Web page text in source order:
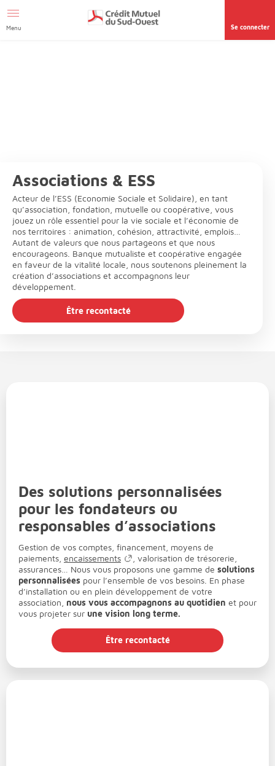
Menu Se connecter
Associations & ESS
Acteur de l’ESS (Economie Sociale et Solidaire), en tant
qu’association, fondation, mutuelle ou coopérative, vous
jouez un rôle essentiel pour la vie sociale et l’économie de
nos territoires : animation, cohésion, attractivité, emplois…
Autant de valeurs que nous partageons et que nous
encourageons. Banque mutualiste et coopérative engagée
en faveur de la vitalité locale, nous soutenons pleinement la
création d’associations et accompagnons leur
développement.
Être recontacté
Des solutions personnalisées
pour les fondateurs ou
responsables d’associations
Gestion de vos comptes, financement, moyens de
paiements, encaissements
, valorisation de trésorerie,
assurances… Nous vous proposons une gamme de solutions
personnalisées pour l’ensemble de vos besoins. En phase
d’installation ou en plein développement de votre
association, nous vous accompagnons au quotidien et pour
vous projeter sur une vision long terme.
Être recontacté